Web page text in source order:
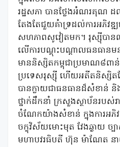
រដ្ឋសភា បានថ្លែងអំណរគុណ
តែងតែជួយគំាទ្រដល់ការអភិវ
សហភាពសូវៀតមក។ រុស្ស៊ីបាន
លើការបណ្តុះបណ្តាលធនធាន
មាននិស្សិតកម្ពុជាប្រមាណ៨ពា
ប្រទេសរុស្ស៊ី ហើយអតីតនិស្សិតខ្
បានក្លាយជាធនធានដ៏សំខាន់
ថ្នាក់ដឹកនាំ ក្រសួងស្ថាប័នរបស់រ
ចំណែកយ៉ាងសំខាន់ ក្នុងការអភិ
ចក្ខុវិស័យមោះមុត វែងឆ្ងាយ ច្
មហាបវរធិបតី ហ៊ុន ម៉ាណែត នា